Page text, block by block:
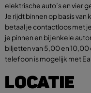
elektrische auto’s en vier
Je rijdt binnen op basis
betaal je contactloos met
je pinnen en bij enkele
biljetten van 5,00 en
telefoon is mogelijk met
LOCATIE